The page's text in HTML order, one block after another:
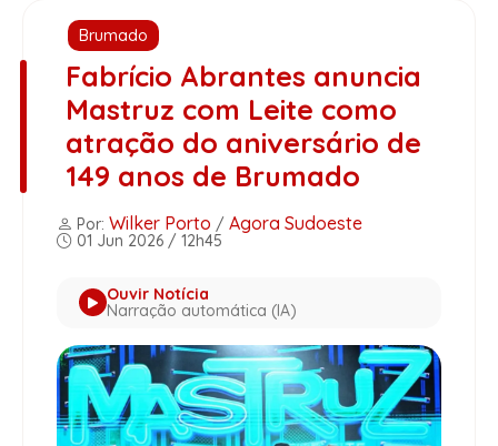
Brumado
Fabrício Abrantes anuncia
Mastruz com Leite como
atração do aniversário de
149 anos de Brumado
Por: Wilker Porto / Agora Sudoeste
01 Jun 2026 / 12h45
Ouvir Notícia
Narração automática (IA)